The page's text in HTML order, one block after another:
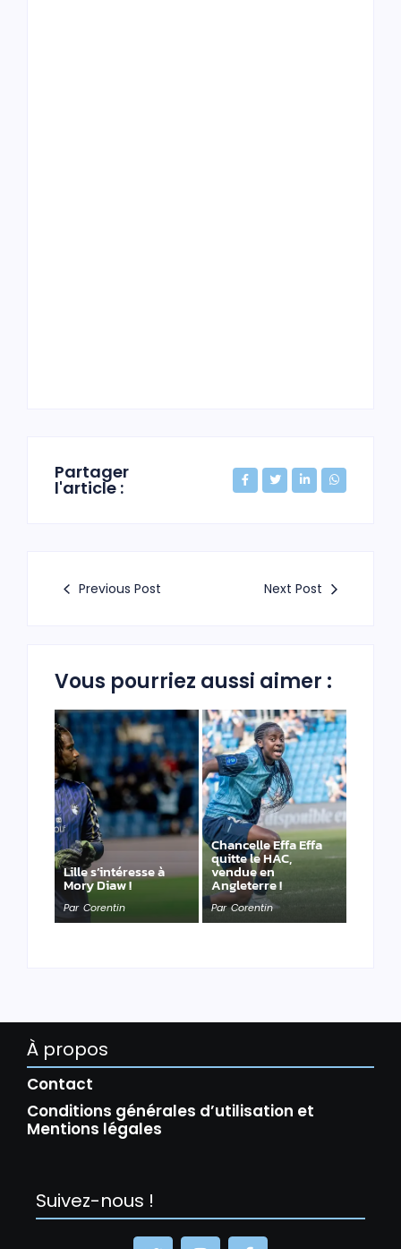
Partager
l'article :
Previous Post Next Post
Vous pourriez aussi aimer :
Lille s’intéresse à
Mory Diaw !
Par Corentin
Chancelle Effa Effa
quitte le HAC,
vendue en
Angleterre !
Par Corentin
À propos
Contact
Conditions générales d’utilisation et
Mentions légales
Suivez-nous !